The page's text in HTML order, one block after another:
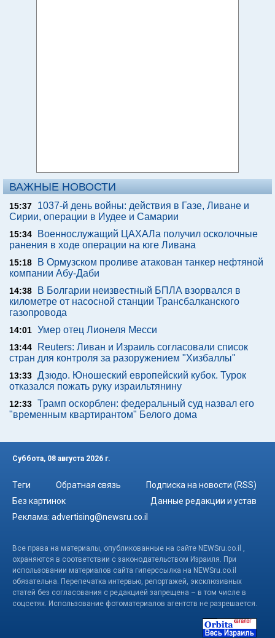
ВАЖНЫЕ НОВОСТИ
15:37
1037-й день войны: действия в Газе, Ливане и
Сирии, операции в Иудее и Самарии
15:34
Военнослужащий ЦАХАЛа получил осколочные
ранения в ходе операции на юге Ливана
15:18
В Ормузском проливе атакован танкер нефтяной
компании Абу-Даби
14:38
В Болгарии неизвестный БПЛА взорвался в
километре от насосной станции Трансбалканского
газопровода
14:01 Умер отец Лионеля Месси
13:44
Reuters: Ливан и Израиль согласовали список
стран для контроля за разоружением "Хизбаллы"
13:33 Дзюдо. Юношеский европейский кубок. Турок
отказался пожать руку израильтянину
12:33 Трамп оскорблен: федеральный суд назвал его
"временным квартирантом" Белого дома
Суббота, 08 августа 2026 г.
Теги Обратная связь
Подписка на новости (RSS)
Без картинок
Данные редакции и устав
Реклама: advertising@newsru.co.il
Все права на материалы, опубликованные на сайте NEWSru.co.il ,
охраняются в соответствии с законодательством Израиля. При
использовании материалов сайта гиперссылка на NEWSru.co.il
обязательна. Перепечатка интервью, репортажей, эксклюзивных
статей без согласования с редакцией запрещена – в том числе в
соцсетях. Использование фотоматериалов агентств не разрешается.